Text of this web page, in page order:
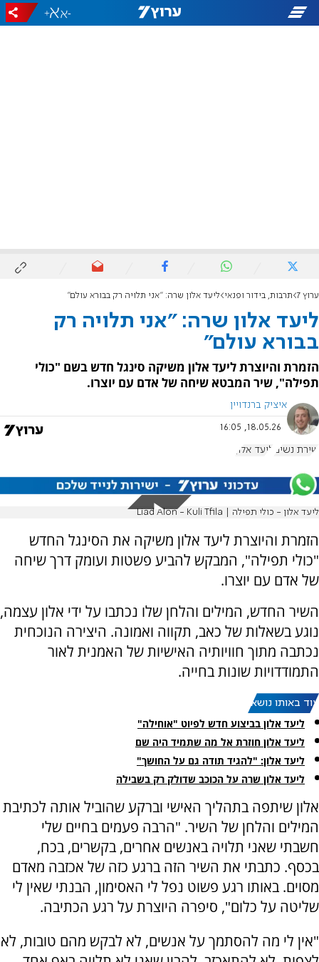
-
+
ערוץ 7 תרבות, בידור ופנאי ליעד אלון שרה: "אני תלויה רק בבורא עולם"
ליעד אלון שרה: "אני תלויה רק
בבורא עולם"
הזמרת והיוצרת ליעד אלון משיקה סינגל חדש בשם "כולי
תפילה", שיר המבטא שיחה של אדם עם יוצרו.
איציק ברנדויין
18.05.26, 16:05
שירת נשים ליעד אלון
ליעד אלון - כולי תפילה | Liad Alon - Kuli Tfila
הזמרת והיוצרת ליעד אלון משיקה את הסינגל החדש
"כולי תפילה", המבקש להביע פשטות ועומק דרך שיחה
של אדם עם יוצרו.
השיר החדש, המילים והלחן שלו נכתבו על ידי אלון עצמה,
נוגע בשאלות של כאב, תקווה ואמונה. היצירה הנוכחית
נכתבה מתוך חוויותיה האישיות של האמנית לאור
התמודדויות שונות בחייה.
עוד באותו נושא:
ליעד אלון בביצוע חדש לפיוט "אוחילה"
ליעד אלון חוזרת אל מה שתמיד היה שם
ליעד אלון: "להגיד תודה גם על החושך"
ליעד אלון שרה על הכוכב שדולק רק בשבילה
אלון שיתפה בתהליך האישי וברקע שהוביל אותה לכתיבת
המילים והלחן של השיר. "הרבה פעמים בחיים שלי
חשבתי שאני תלויה באנשים אחרים, בקשרים, בכח,
בכסף. כתבתי את השיר הזה ברגע כזה של אכזבה מאדם
מסוים. באותו רגע פשוט נפל לי האסימון, הבנתי שאין לי
שליטה על כלום", סיפרה היוצרת על רגע הכתיבה.
"אין לי מה להסתמך על אנשים, לא לבקש מהם טובות, לא